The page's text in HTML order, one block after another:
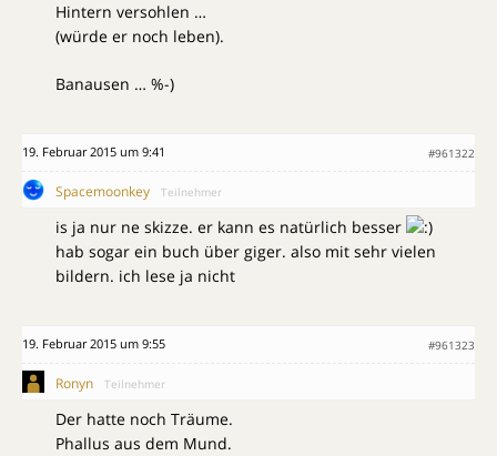
Hintern versohlen …
(würde er noch leben).
Banausen … %-)
19. Februar 2015 um 9:41 #961322
Spacemoonkey Teilnehmer
is ja nur ne skizze. er kann es natürlich besser
hab sogar ein buch über giger. also mit sehr vielen
bildern. ich lese ja nicht
19. Februar 2015 um 9:55 #961323
Ronyn Teilnehmer
Der hatte noch Träume.
Phallus aus dem Mund.